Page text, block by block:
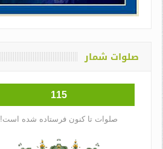
صلوات شمار
115
صلوات تا کنون فرستاده شده است!